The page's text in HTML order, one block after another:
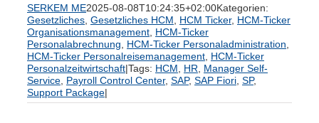
SERKEM ME2025-08-08T10:24:35+02:00Kategorien:
Gesetzliches Gesetzliches HCM HCM Ticker, HCM-Ticker
Organisationsmanagement HCM-Ticker
Personalabrechnung
HCM-Ticker Personaladministration
HCM-Ticker Personalreisemanagement HCM-Ticker
Personalzeitwirtschaft|Tags: HCM HR
Manager Self-
Service Payroll Control Center, SAP, SAP Fiori SP,
Support Package|